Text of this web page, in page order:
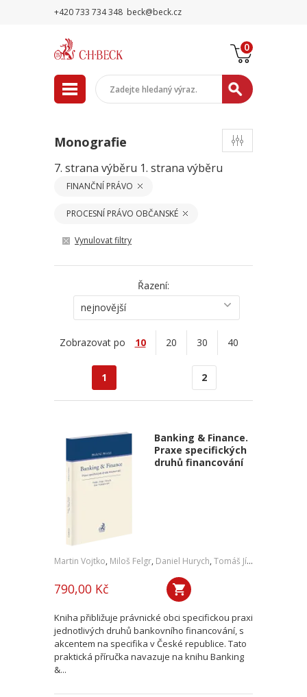
+420 733 734 348 beck@beck.cz
0
Monografie
7. strana výběru 1. strana výběru
FINANČNÍ PRÁVO
PROCESNÍ PRÁVO OBČANSKÉ
Vynulovat filtry
Řazení:
nejnovější
Zobrazovat po 10 20 30 40
1 2
Banking & Finance.
Praxe specifických
druhů financování
Martin Vojtko, Miloš Felgr, Daniel Hurych, Tomáš Jíně
790,00 Kč
Kniha přibližuje právnické obci specifickou praxi
jednotlivých druhů bankovního financování, s
akcentem na specifika v České republice. Tato
praktická příručka navazuje na knihu Banking
&...